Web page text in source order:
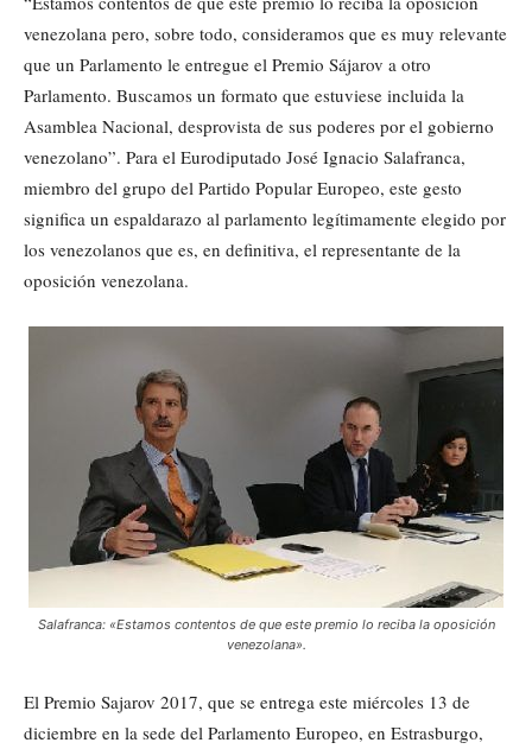
venezolana pero, sobre todo, consideramos que es muy relevante
que un Parlamento le entregue el Premio Sájarov a otro
Parlamento. Buscamos un formato que estuviese incluida la
Asamblea Nacional, desprovista de sus poderes por el gobierno
venezolano”. Para el Eurodiputado José Ignacio Salafranca,
miembro del grupo del Partido Popular Europeo, este gesto
significa un espaldarazo al parlamento legítimamente elegido por
los venezolanos que es, en definitiva, el representante de la
oposición venezolana.
Salafranca: «Estamos contentos de que este premio lo reciba la oposición
venezolana».
El Premio Sajarov 2017, que se entrega este miércoles 13 de
diciembre en la sede del Parlamento Europeo, en Estrasburgo,